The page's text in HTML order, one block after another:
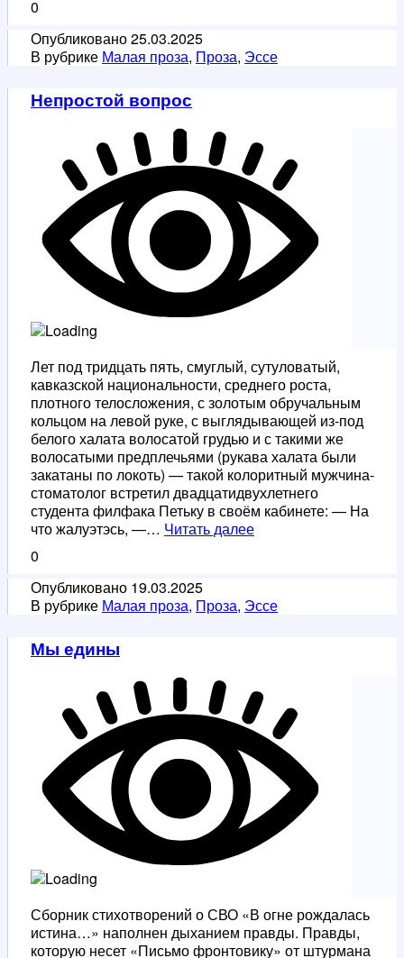
0
Опубликовано25.03.2025
В рубрике Малая проза, Проза, Эссе
Непростой вопрос
Лет под тридцать пять, смуглый, сутуловатый,
кавказской национальности, среднего роста,
плотного телосложения, с золотым обручальным
кольцом на левой руке, с выглядывающей из-под
белого халата волосатой грудью и с такими же
волосатыми предплечьями (рукава халата были
закатаны по локоть) — такой колоритный мужчина-
стоматолог встретил двадцатидвухлетнего
студента филфака Петьку в своём кабинете: — На
что жалуэтэсь, —… Читать далееНепростой
0
Опубликовано 19.03.2025
В рубрике Малая проза, Проза, Эссе
Мы едины
Сборник стихотворений о СВО «В огне рождалась
истина…» наполнен дыханием правды. Правды,
которую несет «Письмо фронтовику» от штурмана